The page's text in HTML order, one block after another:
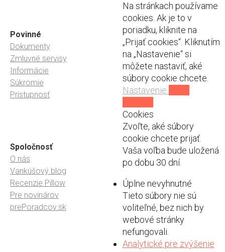
Povinné
Dokumenty
Zmluvné servisy
Informácie
Súkromie
Prístupnosť
Spoločnosť
O nás
Vankúšový blog
Recenzie Pillow
Pre novinárov
prePoradcov.sk
Na stránkach používame
cookies. Ak je to v
poriadku, kliknite na
„Prijať cookies“. Kliknutím
na „Nastavenie“ si
môžete nastaviť, aké
súbory cookie chcete.
Nastavenie
Cookies
Zvoľte, aké súbory
cookie chcete prijať.
Vaša voľba bude uložená
po dobu 30 dní.
Úplne nevyhnutné
Tieto súbory nie sú
voliteľné, bez nich by
webové stránky
nefungovali.
Analytické pre zvýšenie